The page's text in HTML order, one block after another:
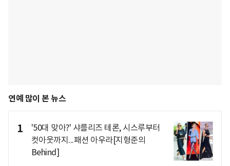
연예 많이 본 뉴스
1
'50대 맞아?' 샤를리즈 테론, 시스루부터
컷아웃까지...패션 아우라[지형준의
Behind]